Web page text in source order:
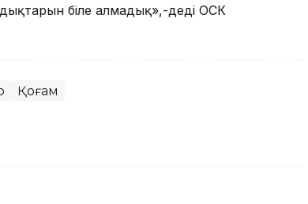
біле алмадық»,-деді ОСК
Қоғам